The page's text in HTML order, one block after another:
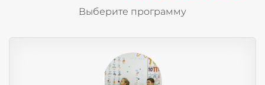
Выберите программу